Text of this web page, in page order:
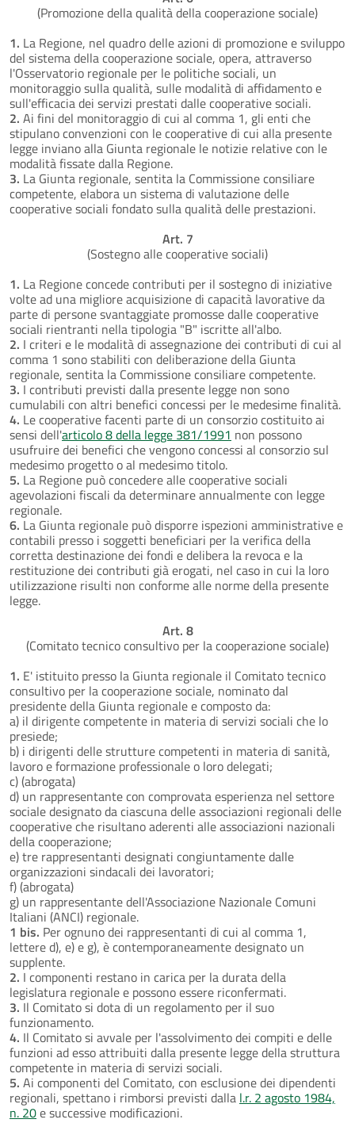
(Promozione della qualità della cooperazione sociale)
1. La Regione, nel quadro delle azioni di promozione e sviluppo
del sistema della cooperazione sociale, opera, attraverso
l'Osservatorio regionale per le politiche sociali, un
monitoraggio sulla qualità, sulle modalità di affidamento e
sull'efficacia dei servizi prestati dalle cooperative sociali.
2. Ai fini del monitoraggio di cui al comma 1, gli enti che
stipulano convenzioni con le cooperative di cui alla presente
legge inviano alla Giunta regionale le notizie relative con le
modalità fissate dalla Regione.
3. La Giunta regionale, sentita la Commissione consiliare
competente, elabora un sistema di valutazione delle
cooperative sociali fondato sulla qualità delle prestazioni.
Art. 7
(Sostegno alle cooperative sociali)
1. La Regione concede contributi per il sostegno di iniziative
volte ad una migliore acquisizione di capacità lavorative da
parte di persone svantaggiate promosse dalle cooperative
sociali rientranti nella tipologia "B" iscritte all'albo.
2. I criteri e le modalità di assegnazione dei contributi di cui al
comma 1 sono stabiliti con deliberazione della Giunta
regionale, sentita la Commissione consiliare competente.
3. I contributi previsti dalla presente legge non sono
cumulabili con altri benefici concessi per le medesime finalità.
4. Le cooperative facenti parte di un consorzio costituito ai
sensi dell'articolo 8 della legge 381/1991 non possono
usufruire dei benefici che vengono concessi al consorzio sul
medesimo progetto o al medesimo titolo.
5. La Regione può concedere alle cooperative sociali
agevolazioni fiscali da determinare annualmente con legge
regionale.
6. La Giunta regionale può disporre ispezioni amministrative e
contabili presso i soggetti beneficiari per la verifica della
corretta destinazione dei fondi e delibera la revoca e la
restituzione dei contributi già erogati, nel caso in cui la loro
utilizzazione risulti non conforme alle norme della presente
legge.
Art. 8
(Comitato tecnico consultivo per la cooperazione sociale)
1. E' istituito presso la Giunta regionale il Comitato tecnico
consultivo per la cooperazione sociale, nominato dal
presidente della Giunta regionale e composto da:
a) il dirigente competente in materia di servizi sociali che lo
presiede;
b) i dirigenti delle strutture competenti in materia di sanità,
lavoro e formazione professionale o loro delegati;
c) (abrogata)
d) un rappresentante con comprovata esperienza nel settore
sociale designato da ciascuna delle associazioni regionali delle
cooperative che risultano aderenti alle associazioni nazionali
della cooperazione;
e) tre rappresentanti designati congiuntamente dalle
organizzazioni sindacali dei lavoratori;
f) (abrogata)
g) un rappresentante dell'Associazione Nazionale Comuni
Italiani (ANCI) regionale.
1 bis. Per ognuno dei rappresentanti di cui al comma 1,
lettere d), e) e g), è contemporaneamente designato un
supplente.
2. I componenti restano in carica per la durata della
legislatura regionale e possono essere riconfermati.
3. Il Comitato si dota di un regolamento per il suo
funzionamento.
4. Il Comitato si avvale per l'assolvimento dei compiti e delle
funzioni ad esso attribuiti dalla presente legge della struttura
competente in materia di servizi sociali.
5. Ai componenti del Comitato, con esclusione dei dipendenti
regionali, spettano i rimborsi previsti dalla l.r. 2 agosto 1984,
n. 20e successive modificazioni.